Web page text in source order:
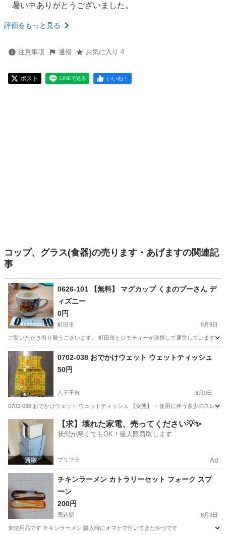
暑い中ありがとうございました。
評価をもっと見る
注意事項 通報 お気に入り 4
ポスト LINEで送る いいね！
コップ、グラス(食器)の売ります・あげますの関連記
事
0626-101 【無料】 マグカップ くまのプーさん デ
ィズニー
0円
町田市 8月9日
ご覧いただき有り難うございます。 町田市とジモティーが連携して運営していま
東京 町田市 リユース
0702-038 おでかけウェット ウェットティッシュ
50円
八王子市 8月9日
0702-038 おでかけウェット ウェットティッシュ 【状態】 ・使用に伴う多少のスレ
東京 八王子市 家庭用品 ウェット
【求】壊れた家電、売ってください💡✨
状態が悪くてもOK！最大限買取します
プリフラ Ad
チキンラーメン カトラリーセット フォーク スプ
ーン
200円
馬込駅 8月9日
未使用品です チキンラーメン 購入時にオマケで付いてきたやつです